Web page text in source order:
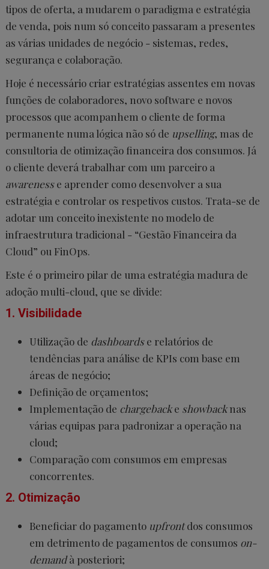
tipos de oferta, a mudarem o paradigma e estratégia
de venda, pois num só conceito passaram a presentes
as várias unidades de negócio - sistemas, redes,
segurança e colaboração.
Hoje é necessário criar estratégias assentes em novas
funções de colaboradores, novo software e novos
processos que acompanhem o cliente de forma
permanente numa lógica não só de upselling, mas de
consultoria de otimização financeira dos consumos. Já
o cliente deverá trabalhar com um parceiro a
awarenesse aprender como desenvolver a sua
estratégia e controlar os respetivos custos. Trata-se de
adotar um conceito inexistente no modelo de
infraestrutura tradicional - “Gestão Financeira da
Cloud” ou FinOps.
Este é o primeiro pilar de uma estratégia madura de
adoção multi-cloud, que se divide:
1. Visibilidade
Utilização de dashboardse relatórios de
tendências para análise de KPIs com base em
áreas de negócio;
Definição de orçamentos;
Implementação de chargebacke showbacknas
várias equipas para padronizar a operação na
cloud;
Comparação com consumos em empresas
concorrentes.
2. Otimização
Beneficiar do pagamento upfrontdos consumos
em detrimento de pagamentos de consumos on-
demandà posteriori;